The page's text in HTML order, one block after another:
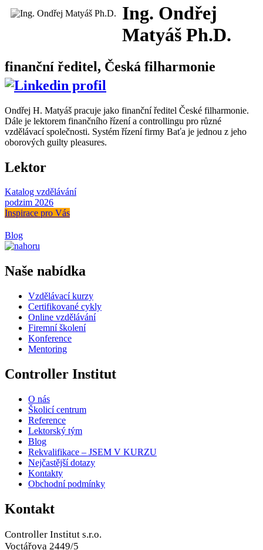
Ing. Ondřej
Matyáš Ph.D.
finanční ředitel, Česká filharmonie
Ondřej H. Matyáš pracuje jako finanční ředitel České filharmonie.
Dále je lektorem finančního řízení a controllingu pro různé
vzdělávací společnosti. Systém řízení firmy Baťa je jednou z jeho
oborových guilty pleasures.
Lektor
Katalog vzdělávání
podzim 2026
Inspirace pro Vás
Blog
Naše nabídka
Vzdělávací kurzy
Certifikované cykly
Online vzdělávání
Firemní školení
Konference
Mentoring
Controller Institut
O nás
Školicí centrum
Reference
Lektorský tým
Blog
Rekvalifikace – JSEM V KURZU
Nejčastější dotazy
Kontakty
Obchodní podmínky
Kontakt
Controller Institut s.r.o.
Voctářova 2449/5